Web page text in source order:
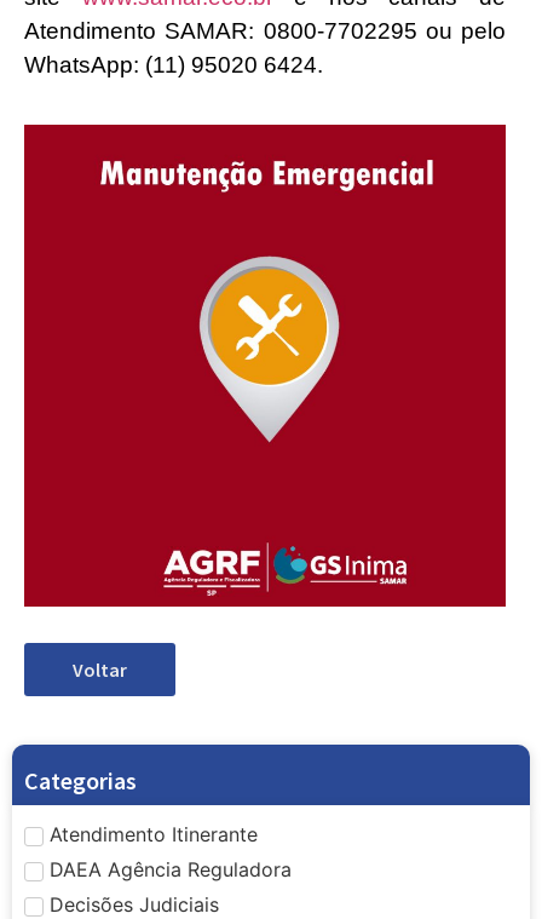
Atendimento SAMAR: 0800-7702295 ou pelo
WhatsApp: (11) 95020 6424.
Voltar
Categorias
Atendimento Itinerante
DAEA Agência Reguladora
Decisões Judiciais